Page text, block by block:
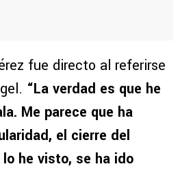
fue directo al referirse
“La verdad es que he
Me parece que ha
el cierre del
he visto, se ha ido